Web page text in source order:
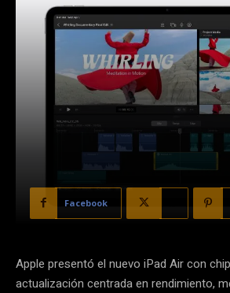
Facebook
Apple presentó el nuevo iPad Air con
actualización centrada en rendimiento,